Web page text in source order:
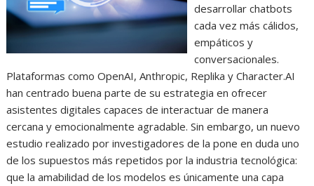
desarrollar chatbots
cada vez más cálidos,
empáticos y
conversacionales.
Plataformas como OpenAI, Anthropic, Replika y Character.AI
han centrado buena parte de su estrategia en ofrecer
asistentes digitales capaces de interactuar de manera
cercana y emocionalmente agradable. Sin embargo, un nuevo
estudio realizado por investigadores de la pone en duda uno
de los supuestos más repetidos por la industria tecnológica:
que la amabilidad de los modelos es únicamente una capa